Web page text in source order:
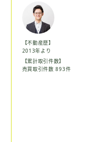
【不動産歴】
2013年より
【累計取引件数】
売買取引件数 893件